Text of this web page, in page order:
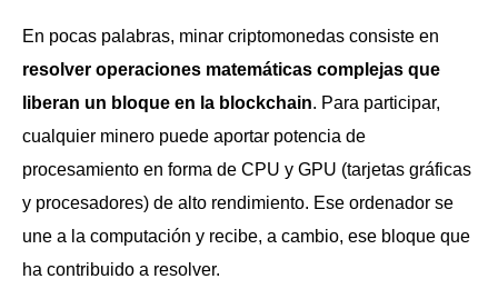
En pocas palabras, minar criptomonedas consiste en
resolver operaciones matemáticas complejas que
liberan un bloque en la blockchain. Para participar,
cualquier minero puede aportar potencia de
procesamiento en forma de CPU y GPU (tarjetas gráficas
y procesadores) de alto rendimiento. Ese ordenador se
une a la computación y recibe, a cambio, ese bloque que
ha contribuido a resolver.